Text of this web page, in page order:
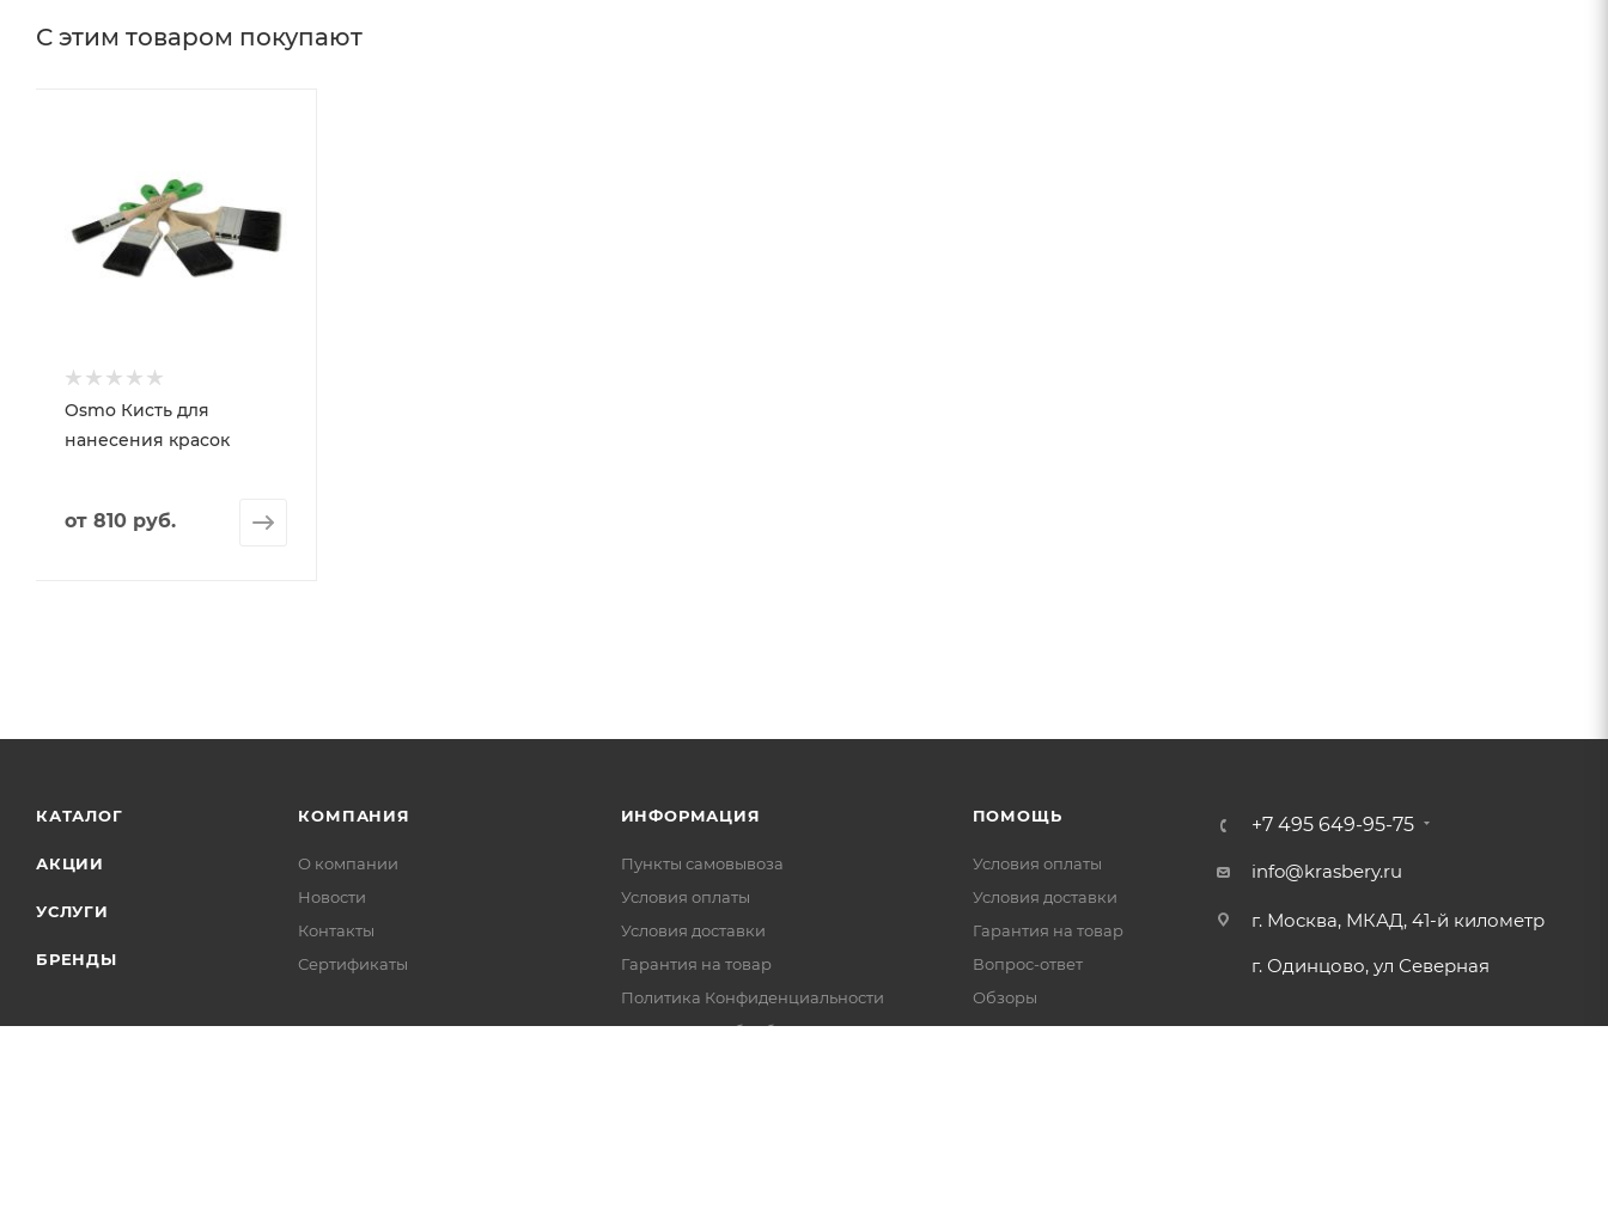
С этим товаром покупают
Osmo Кисть для
нанесения красок
от 810 руб.
КАТАЛОГ
АКЦИИ
УСЛУГИ
БРЕНДЫ
КОМПАНИЯ
О компании
Новости
Контакты
Сертификаты
ИНФОРМАЦИЯ
Пункты самовывоза
Условия оплаты
Условия доставки
Гарантия на товар
Политика Конфиденциальности
Согласие на обработку
ПОМОЩЬ
Условия оплаты
Условия доставки
Гарантия на товар
Вопрос-ответ
Обзоры
+7 495 649-95-75
info@krasbery.ru
г. Москва, МКАД, 41-й километр
г. Одинцово, ул Северная